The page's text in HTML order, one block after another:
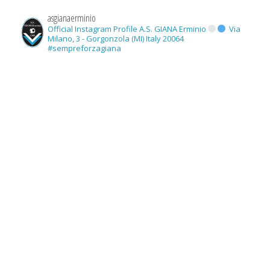
asgianaerminio
Official Instagram Profile A.S. GIANA Erminio
Via
Milano, 3 - Gorgonzola (MI) Italy 20064
#sempreforzagiana